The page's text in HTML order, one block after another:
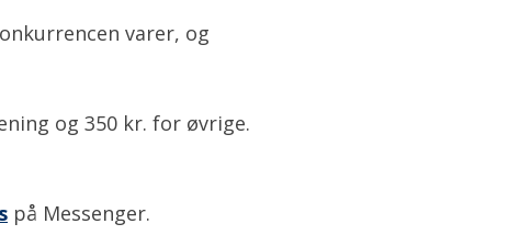
varer, og
og 350 kr. for øvrige.
på Messenger.